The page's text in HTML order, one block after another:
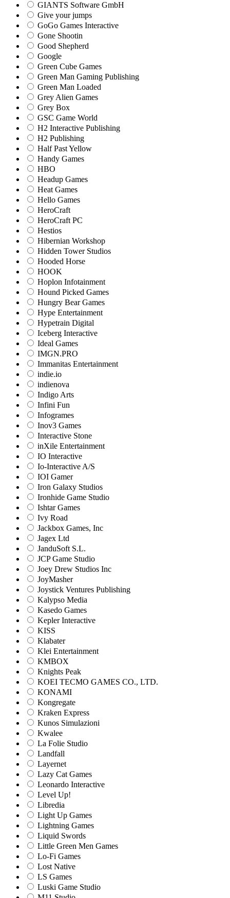
GIANTS Software GmbH
Give your jumps
GoGo Games Interactive
Gone Shootin
Good Shepherd
Google
Green Cube Games
Green Man Gaming Publishing
Green Man Loaded
Grey Alien Games
Grey Box
GSC Game World
H2 Interactive Publishing
H2 Publishing
Half Past Yellow
Handy Games
HBO
Headup Games
Heat Games
Hello Games
HeroCraft
HeroCraft PC
Hestios
Hibernian Workshop
Hidden Tower Studios
Hooded Horse
HOOK
Hoplon Infotainment
Hound Picked Games
Hungry Bear Games
Hype Entertainment
Hypetrain Digital
Iceberg Interactive
Ideal Games
IMGN.PRO
Immanitas Entertainment
indie.io
indienova
Indigo Arts
Infini Fun
Infogrames
Inov3 Games
Interactive Stone
inXile Entertainment
IO Interactive
Io-Interactive A/S
IOI Gamer
Iron Galaxy Studios
Ironhide Game Studio
Ishtar Games
Ivy Road
Jackbox Games, Inc
Jagex Ltd
JanduSoft S.L.
JCP Game Studio
Joey Drew Studios Inc
JoyMasher
Joystick Ventures Publishing
Kalypso Media
Kasedo Games
Kepler Interactive
KISS
Klabater
Klei Entertainment
KMBOX
Knights Peak
KOEI TECMO GAMES CO., LTD.
KONAMI
Kongregate
Kraken Express
Kunos Simulazioni
Kwalee
La Folie Studio
Landfall
Layernet
Lazy Cat Games
Leonardo Interactive
Level Up!
Libredia
Light Up Games
Lightning Games
Liquid Swords
Little Green Men Games
Lo-Fi Games
Lost Native
LS Games
Luski Game Studio